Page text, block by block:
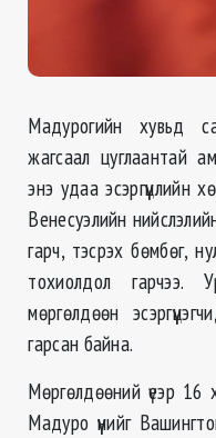
Мадурогийн хувьд
жагсаал цуглаантай
энэ удаа эсэргүүцлийн
Венесуэлийн
гарч, тэсрэх бөмбөг,
тохиолдол гарчээ.
мөргөлдөөн
гарсан байна.
Мөргөлдөөний үеэр 16
Мадуро үүнийг